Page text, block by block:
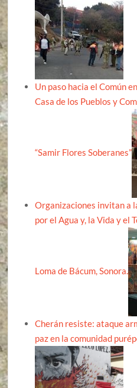
Un paso hacia el Común
Casa de los Pueblos y
“Samir Flores Soberanes”
Organizaciones invitan a
por el Agua y, la Vida y el
Loma de Bácum, Sonora.
Cherán resiste: ataque
paz en la comunidad